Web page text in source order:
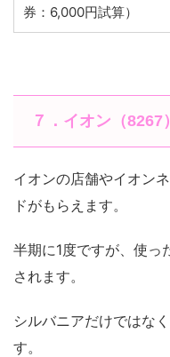
券：6,000円試算）
７．イオン（8267）
イオンの店舗やイオン
ドがもらえます。
半期に1度ですが、使っ
されます。
シルバニアだけではな
す。